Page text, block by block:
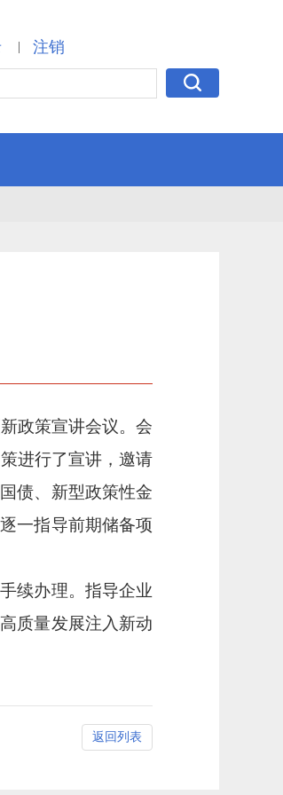
| 注销
政策宣讲会议。会
进行了宣讲，邀请
债、新型政策性金
一指导前期储备项
续办理。指导企业
质量发展注入新动
返回列表